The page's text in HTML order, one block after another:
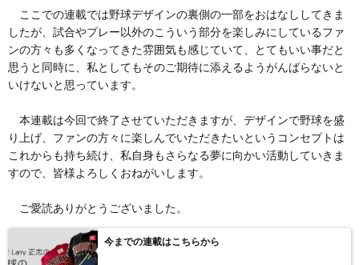
ここでの連載では野球デザインの裏側の一部をおはなししてきま
したが、試合やプレー以外のこういう部分を楽しみにしているファ
ンの方々も多くなってきた雰囲気も感じていて、とてもいい事だと
思うと同時に、私としてもそのご期待に添えるようがんばらないと
いけないと思っています。
本連載は今回で終了させていただきますが、デザインで野球を盛
り上げ、ファンの方々に楽しんでいただきたいというコンセプトは
これからも持ち続け、私自身もさらなる夢に向かい活動していきま
すので、皆様よろしくおねがいします。
ご愛読ありがとうございました。
今までの連載はこちらから